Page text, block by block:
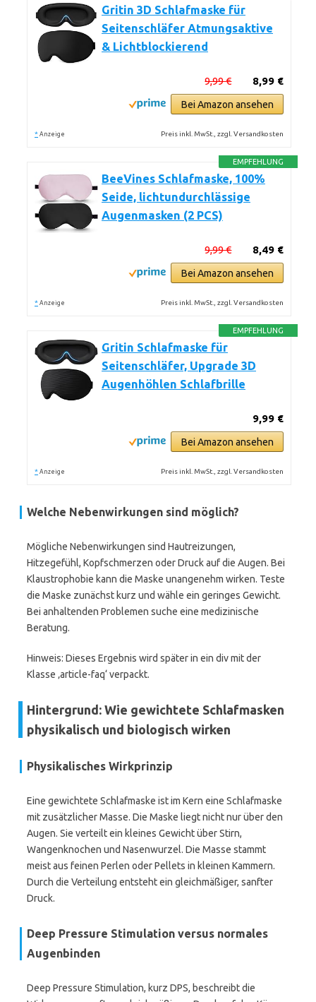
Gritin 3D Schlafmaske für
Seitenschläfer Atmungsaktive
& Lichtblockierend
8,99 €
9,99 €
Bei Amazon ansehen
* Anzeige Preis inkl. MwSt., zzgl. Versandkosten
EMPFEHLUNG
BeeVines Schlafmaske, 100%
Seide, lichtundurchlässige
Augenmasken (2 PCS)
8,49 €
9,99 €
Bei Amazon ansehen
* Anzeige Preis inkl. MwSt., zzgl. Versandkosten
EMPFEHLUNG
Gritin Schlafmaske für
Seitenschläfer, Upgrade 3D
Augenhöhlen Schlafbrille
9,99 €
Bei Amazon ansehen
* Anzeige Preis inkl. MwSt., zzgl. Versandkosten
Welche Nebenwirkungen sind möglich?
Mögliche Nebenwirkungen sind Hautreizungen,
Hitzegefühl, Kopfschmerzen oder Druck auf die Augen. Bei
Klaustrophobie kann die Maske unangenehm wirken. Teste
die Maske zunächst kurz und wähle ein geringes Gewicht.
Bei anhaltenden Problemen suche eine medizinische
Beratung.
Hinweis: Dieses Ergebnis wird später in ein div mit der
Klasse ‚article-faq‘ verpackt.
Hintergrund: Wie gewichtete Schlafmasken
physikalisch und biologisch wirken
Physikalisches Wirkprinzip
Eine gewichtete Schlafmaske ist im Kern eine Schlafmaske
mit zusätzlicher Masse. Die Maske liegt nicht nur über den
Augen. Sie verteilt ein kleines Gewicht über Stirn,
Wangenknochen und Nasenwurzel. Die Masse stammt
meist aus feinen Perlen oder Pellets in kleinen Kammern.
Durch die Verteilung entsteht ein gleichmäßiger, sanfter
Druck.
Deep Pressure Stimulation versus normales
Augenbinden
Deep Pressure Stimulation, kurz DPS, beschreibt die